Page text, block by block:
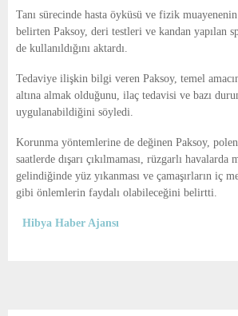
Tanı sürecinde hasta öyküsü ve fizik
belirten Paksoy, deri testleri ve kandan yapılan
de kullanıldığını aktardı.
Tedaviye ilişkin bilgi veren Paksoy, temel
altına almak olduğunu, ilaç tedavisi ve bazı
uygulanabildiğini söyledi.
Korunma yöntemlerine de değinen Paksoy,
saatlerde dışarı çıkılmaması, rüzgarlı havalarda
gelindiğinde yüz yıkanması ve çamaşırların iç
gibi önlemlerin faydalı olabileceğini belirtti.
Hibya Haber Ajansı